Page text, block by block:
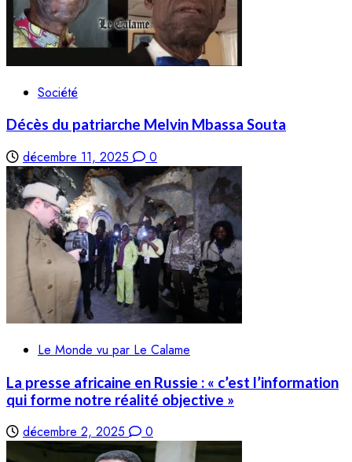
Société
Décès du patriarche Melvin Mbassa Souta
décembre 11, 2025 0
Le Monde vu par Le Calame
La presse africaine en Russie : « c’est l’information
qui forme notre réalité objective »
décembre 2, 2025 0